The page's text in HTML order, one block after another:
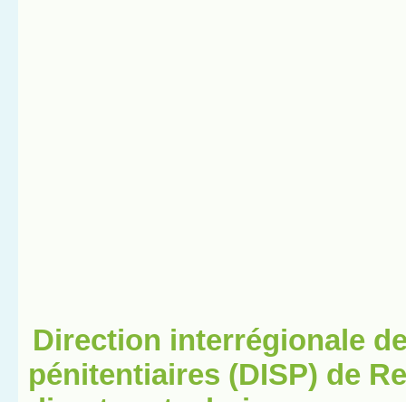
Direction interrégionale
pénitentiaires (DISP) de